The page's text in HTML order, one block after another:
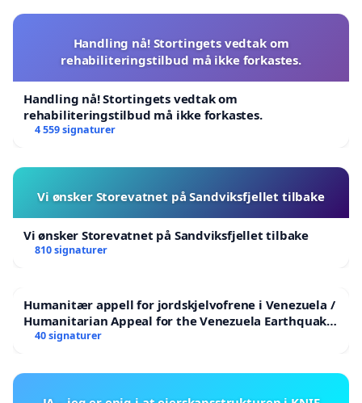
Handling nå! Stortingets vedtak om
rehabiliteringstilbud må ikke forkastes.
Handling nå! Stortingets vedtak om
rehabiliteringstilbud må ikke forkastes.
4 559 signaturer
Vi ønsker Storevatnet på Sandviksfjellet tilbake
Vi ønsker Storevatnet på Sandviksfjellet tilbake
810 signaturer
Humanitær appell for jordskjelvofrene i Venezuela /
Humanitarian Appeal for the Venezuela Earthquake
Victims
40 signaturer